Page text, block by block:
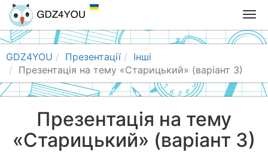
T
o
g
e
n
i
g
GDZ4YOU Презентації
Інші
Презентація на тему «Старицький» (варіант 3)
Презентація на тему
«Старицький» (варіант 3)